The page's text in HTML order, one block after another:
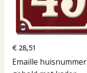
€28,51
Emaille huisnummer